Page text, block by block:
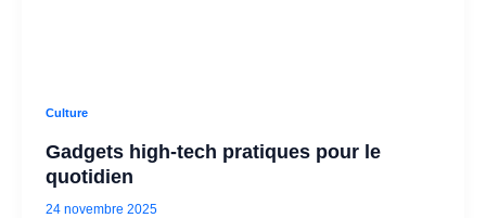
Culture
Gadgets high-tech pratiques pour le
quotidien
24 novembre 2025